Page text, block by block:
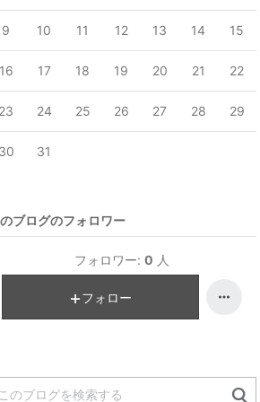
9 10 11 12 13 14 15
17 18 19 20 21 22
24 25 26 27 28 29
31
ブログのフォロワー
フォロワー: 0 人
フォロー